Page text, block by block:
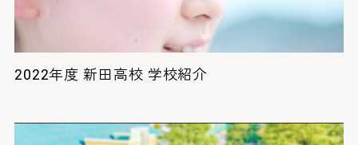
2022年度 新田高校 学校紹介